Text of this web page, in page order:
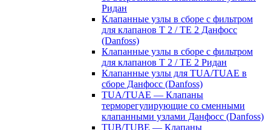
Ридан
Клапанные узлы в сборе с фильтром
для клапанов T 2 / TE 2 Данфосс
(Danfoss)
Клапанные узлы в сборе с фильтром
для клапанов T 2 / TE 2 Ридан
Клапанные узлы для TUA/TUAE в
сборе Данфосс (Danfoss)
TUA/TUAE — Клапаны
терморегулирующие со сменными
клапанными узлами Данфосс (Danfoss)
TUB/TUBE — Клапаны